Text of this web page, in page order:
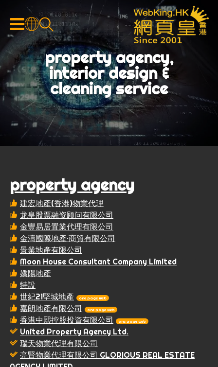
property agency,
interior design &
cleaning service
property agency
建宏地產(香港)物業代理
龙皇股票融资顾问有限公司
金豐易居置業代理有限公司
金濤國際地產·商貿有限公司
景業地產有限公司
Moon House Consultant Company Limited
嬌陽地產
特設
世紀21堅城地產
one page web
嘉朗地產有限公司 one page web
香港中熙控股投資有限公司 one page web
United Property Agency Ltd.
瑞天物業代理有限公司
亮賢物業代理有限公司 GLORIOUS REAL ESTATE